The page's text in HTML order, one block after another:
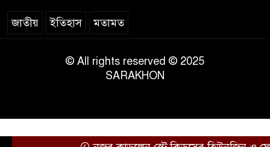
জাতীয় ইতিহাস মতামত
© All rights reserved © 2025
SARAKHON